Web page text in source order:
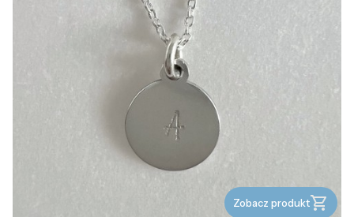
Zobacz produkt